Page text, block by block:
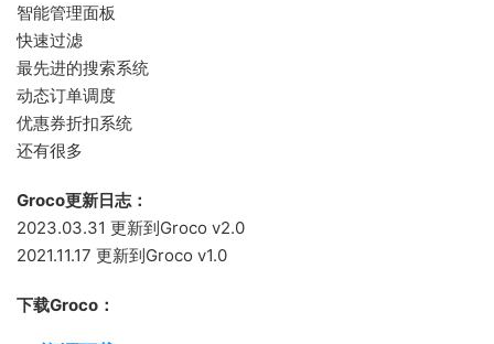
智能管理面板
快速过滤
最先进的搜索系统
动态订单调度
优惠券折扣系统
还有很多
Groco更新日志：
2023.03.31 更新到Groco v2.0
2021.11.17 更新到Groco v1.0
下载Groco：